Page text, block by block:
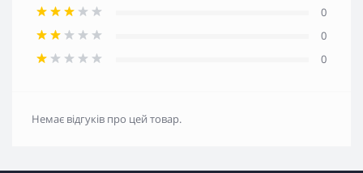
0
0
0
Немає відгуків про цей товар.